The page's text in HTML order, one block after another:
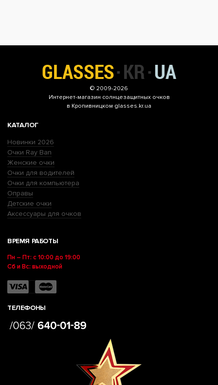
© 2009-2026
Интернет-магазин солнцезащитных очков
в Кропивницком glasses.kr.ua
КАТАЛОГ
Новинки 2026
Очки Ray Ban
Женские очки
Очки для водителей
Очки для компьютера
Оправы
Детские очки
Аксессуары для очков
ВРЕМЯ РАБОТЫ
Пн – Пт: с 10:00 до 19:00
Сб и Вс: выходной
ТЕЛЕФОНЫ